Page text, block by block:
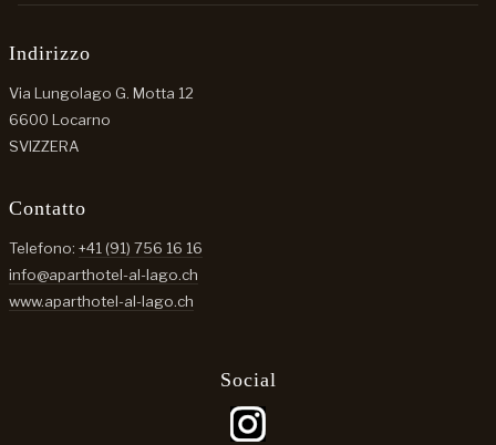
Indirizzo
Via Lungolago G. Motta 12
6600 Locarno
SVIZZERA
Contatto
Telefono:+41 (91) 756 16 16
info@aparthotel-al-lago.ch
www.aparthotel-al-lago.ch
Social